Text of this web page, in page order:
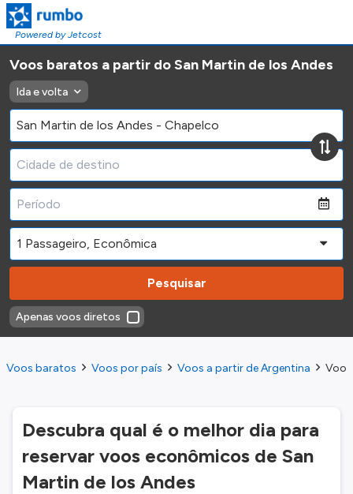
Powered by Jetcost
Voos baratos a partir do San Martin de los Andes
Ida e volta
Pesquisar
Apenas voos diretos
Voos baratos Voos por país Voos a partir de Argentina
Descubra qual é o melhor dia para
reservar voos econômicos de San
Martin de los Andes